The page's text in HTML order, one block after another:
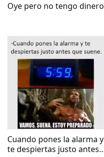
Oye pero no tengo dinero
Cuando pones la alarma y
te despiertas justo antes